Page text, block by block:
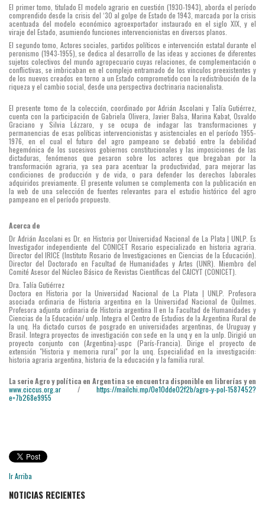
El primer tomo, titulado El modelo agrario en cuestión (1930-1943), aborda el período
comprendido desde la crisis del ‘30 al golpe de Estado de 1943, marcada por la crisis
acentuada del modelo económico agroexportador instaurado en el siglo XIX, y el
viraje del Estado, asumiendo funciones intervencionistas en diversos planos.
El segundo tomo, Actores sociales, partidos políticos e intervención estatal durante el
peronismo (1943-1955), se dedica al desarrollo de las ideas y acciones de diferentes
sujetos colectivos del mundo agropecuario cuyas relaciones, de complementación o
conflictivas, se imbricaban en el complejo entramado de los vínculos preexistentes y
de los nuevos creados en torno a un Estado comprometido con la redistribución de la
riqueza y el cambio social, desde una perspectiva doctrinaria nacionalista.
El presente tomo de la colección, coordinado por Adrián Ascolani y Talía Gutiérrez,
cuenta con la participación de Gabriela Olivera, Javier Balsa, Marina Kabat, Osvaldo
Graciano y Silvia Lázzaro, y se ocupa de indagar las transformaciones y
permanencias de esas políticas intervencionistas y asistenciales en el período 1955-
1976, en el cual el futuro del agro pampeano se debatió entre la debilidad
hegemónica de los sucesivos gobiernos constitucionales y las imposiciones de las
dictaduras, fenómenos que pesaron sobre los actores que bregaban por la
transformación agraria, ya sea para acentuar la productividad, para mejorar las
condiciones de producción y de vida, o para defender los derechos laborales
adquiridos previamente. El presente volumen se complementa con la publicación en
la web de una selección de fuentes relevantes para el estudio histórico del agro
pampeano en el período propuesto.
Acerca de
Dr Adrián Ascolani es Dr. en Historia por Universidad Nacional de La Plata | UNLP. Es
Investigador independiente del CONICET Rosario especializado en historia agraria.
Director del IRICE (Instituto Rosario de Investigaciones en Ciencias de la Educación).
Director del Doctorado en Facultad de Humanidades y Artes (UNR). Miembro del
Comité Asesor del Núcleo Básico de Revistas Científicas del CAICYT (CONICET).
Dra. Talía Gutiérrez
Doctora en Historia por la Universidad Nacional de La Plata | UNLP. Profesora
asociada ordinaria de Historia argentina en la Universidad Nacional de Quilmes.
Profesora adjunta ordinaria de Historia argentina II en la Facultad de Humanidades y
Ciencias de la Educación/ unlp. Integra el Centro de Estudios de la Argentina Rural de
la unq. Ha dictado cursos de posgrado en universidades argentinas, de Uruguay y
Brasil. Integra proyectos de investigación con sede en la unq y en la unlp. Dirigió un
proyecto conjunto con (Argentina)-uspc (París-Francia). Dirige el proyecto de
extensión "Historia y memoria rural" por la unq. Especialidad en la investigación:
historia agraria argentina, historia de la educación y la familia rural.
La serie Agro y política en Argentina se encuentra disponible en librerías y en
www.ciccus.org.ar / https://mailchi.mp/0e10dde02f2b/agro-y-pol-1587452?
e=7b268e9955
Ir Arriba
NOTICIAS RECIENTES